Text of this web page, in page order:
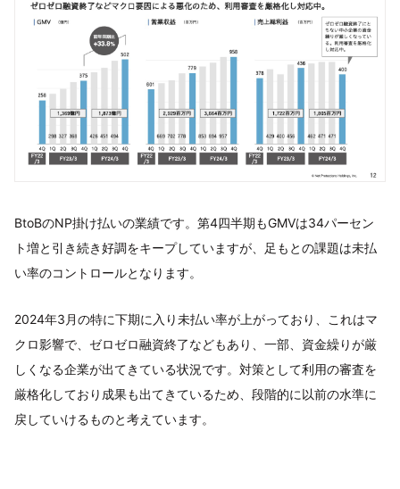
BtoBのNP掛け払いの業績です。第4四半期もGMVは34パーセン
ト増と引き続き好調をキープしていますが、足もとの課題は未払
い率のコントロールとなります。
2024年3月の特に下期に入り未払い率が上がっており、これはマ
クロ影響で、ゼロゼロ融資終了などもあり、一部、資金繰りが厳
しくなる企業が出てきている状況です。対策として利用の審査を
厳格化しており成果も出てきているため、段階的に以前の水準に
戻していけるものと考えています。